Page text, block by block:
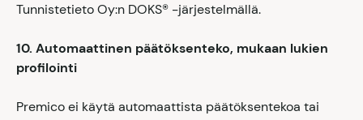
Tunnistetieto Oy:n DOKS® -järjestelmällä.
10. Automaattinen päätöksenteko, mukaan lukien
profilointi
Premico ei käytä automaattista päätöksentekoa tai